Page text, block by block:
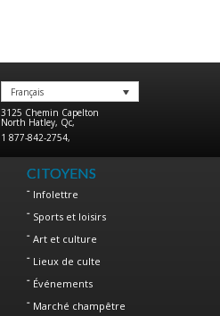
Français
3125 Chemin Capelton
North Hatley, Qc,
1 877-842-2754,
CITOYENS
Infolettre
Sports et loisirs
Art et culture
Lieux de culte
Événements
Marché champêtre